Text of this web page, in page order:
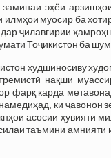
эҳёи
муосир ба
ҷилавгирии
Тоҷикистон ба
худшиносиву
нақши
фарқ карда
ки ҷавонон
асосии ҳувияти
таъмини